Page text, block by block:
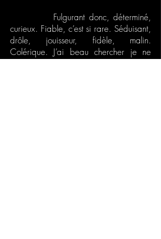
Fulgurant donc, déterminé,
curieux. Fiable, c’est si rare. Séduisant,
drôle, jouisseur, fidèle, malin.
Colérique. J’ai beau chercher je ne